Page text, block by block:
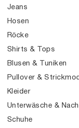
Jeans
Hosen
Röcke
Shirts & Tops
Blusen & Tuniken
Pullover &
Kleider
Unterwäsche &
Schuhe